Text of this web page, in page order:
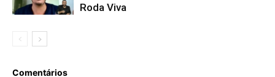
Roda Viva
Comentários